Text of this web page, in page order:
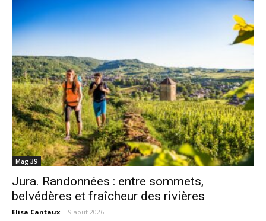
Mag 39
Jura. Randonnées : entre sommets,
belvédères et fraîcheur des rivières
Elisa Cantaux - 9 août 2026